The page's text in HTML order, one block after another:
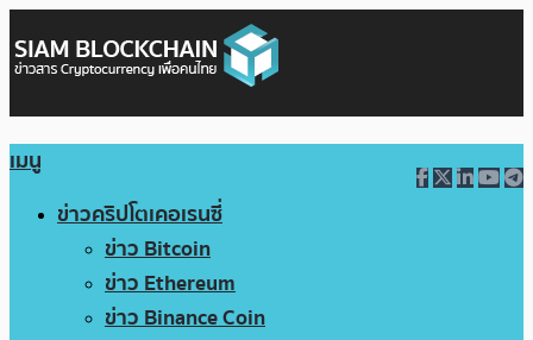
เมนู
ข่าวคริปโตเคอเรนซี่
ข่าว Bitcoin
ข่าว Ethereum
ข่าว Binance Coin